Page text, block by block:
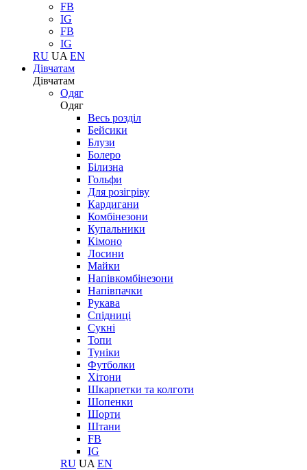
FB
IG
FB
IG
RU UA EN
Дівчатам
Дівчатам
Одяг
Одяг
Весь розділ
Бейсики
Блузи
Болеро
Білизна
Гольфи
Для розігріву
Кардигани
Комбінезони
Купальники
Кімоно
Лосини
Майки
Напівкомбінезони
Напівпачки
Рукава
Спідниці
Сукні
Топи
Туніки
Футболки
Хітони
Шкарпетки та колготи
Шопенки
Шорти
Штани
FB
IG
RU UA EN